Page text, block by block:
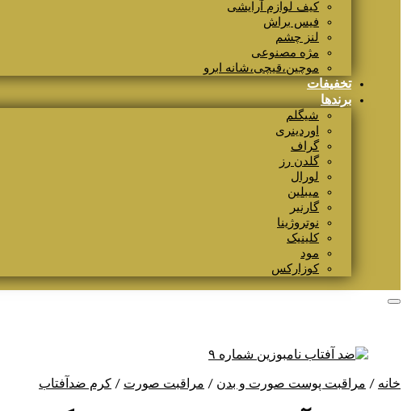
کیف لوازم آرایشی
فیس براش
لنز چشم
مژه مصنوعی
موچین،قیچی،شانه ابرو
تخفیفات
برندها
شیگلم
اوردینری
گراف
گلدن رز
لورال
میبلین
گارنیر
نوتروژینا
کلینیک
مود
کوزارکس
خانه / مراقبت پوست صورت و بدن / مراقبت صورت / کرم ضدآفتاب